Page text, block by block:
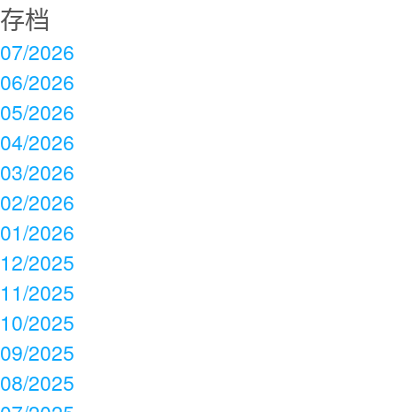
存档
07/2026
06/2026
05/2026
04/2026
03/2026
02/2026
01/2026
12/2025
11/2025
10/2025
09/2025
08/2025